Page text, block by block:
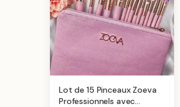
Lot de 15 Pinceaux Zoeva
Professionnels avec